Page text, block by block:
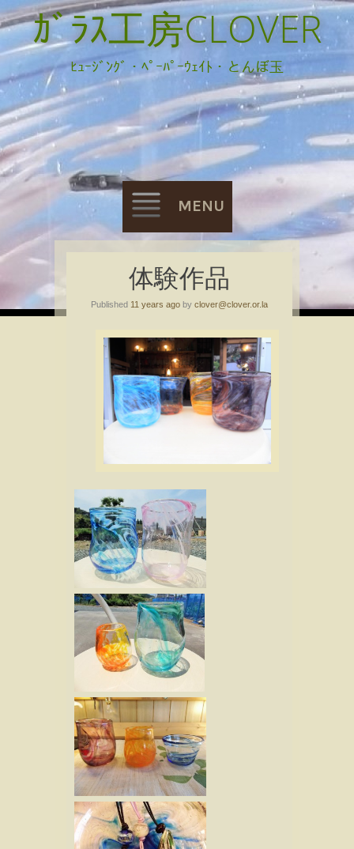
ｶﾞﾗｽ工房CLOVER
ﾋｭｰｼﾞﾝｸﾞ・ﾍﾟｰﾊﾟｰｳｪｲﾄ・とんぼ玉
MENU
Skip
to
体験作品
Published 11 years ago by clover@clover.or.la